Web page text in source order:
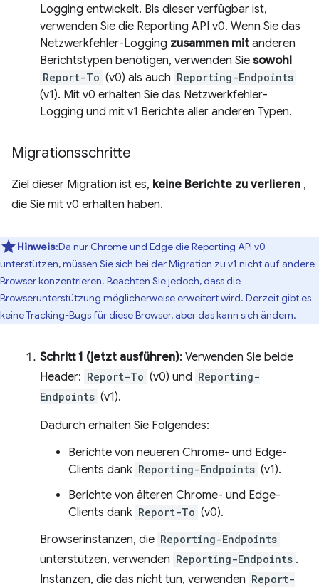
Logging entwickelt. Bis dieser verfügbar ist,
verwenden Sie die Reporting API v0. Wenn Sie das
Netzwerkfehler-Logging zusammen mit anderen
Berichtstypen benötigen, verwenden Sie sowohl
Report-To (v0) als auch Reporting-Endpoints
(v1). Mit v0 erhalten Sie das Netzwerkfehler-
Logging und mit v1 Berichte aller anderen Typen.
Migrationsschritte
Ziel dieser Migration ist es, keine Berichte zu verlieren ,
die Sie mit v0 erhalten haben.
Hinweis:Da nur Chrome und Edge die Reporting API v0
unterstützen, müssen Sie sich bei der Migration zu v1 nicht auf andere
Browser konzentrieren. Beachten Sie jedoch, dass die
Browserunterstützung möglicherweise erweitert wird. Derzeit gibt es
keine Tracking-Bugs für diese Browser, aber das kann sich ändern.
Schritt 1 (jetzt ausführen): Verwenden Sie beide
Header: Report-To (v0) und Reporting-
Endpoints (v1).
Dadurch erhalten Sie Folgendes:
Berichte von neueren Chrome- und Edge-
Clients dank Reporting-Endpoints (v1).
Berichte von älteren Chrome- und Edge-
Clients dank Report-To (v0).
Browserinstanzen, die Reporting-Endpoints
unterstützen, verwenden Reporting-Endpoints .
Instanzen, die das nicht tun, verwenden Report-